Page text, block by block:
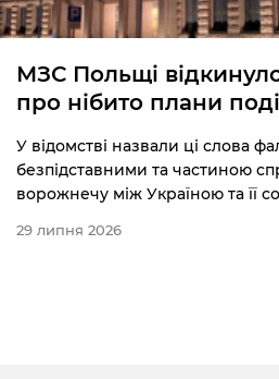
МЗС Польщі
про нібито плани
У відомстві назвали ці слова
безпідставними та частиною
ворожнечу між Україною та її
29 липня 2026